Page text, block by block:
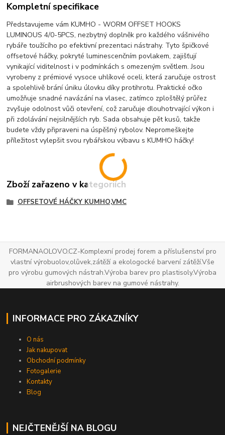
Kompletní specifikace
Představujeme vám KUMHO - WORM OFFSET HOOKS
LUMINOUS 4/0-5PCS, nezbytný doplněk pro každého vášnivého
rybáře toužícího po efektivní prezentaci nástrahy. Tyto špičkové
offsetové háčky, pokryté luminescenčním povlakem, zajišťují
vynikající viditelnost i v podmínkách s omezeným světlem. Jsou
vyrobeny z prémiové vysoce uhlíkové oceli, která zaručuje ostrost
a spolehlivě brání úniku úlovku díky protihrotu. Praktické očko
umožňuje snadné navázání na vlasec, zatímco zploštělý průřez
zvyšuje odolnost vůči otevření, což zaručuje dlouhotrvající výkon i
při zdolávání nejsilnějších ryb. Sada obsahuje pět kusů, takže
budete vždy připraveni na úspěšný rybolov. Nepromeškejte
příležitost vylepšit svou rybářskou výbavu s KUMHO háčky!
Zboží zařazeno v kategoriích
OFFSETOVÉ HÁČKY KUMHO,VMC
FORMANAOLOVO.CZ-Komplexní prodej forem a příslušenství pro
vlastní výrobuolov,olůvek,zátěží a ekologocké barvení zátěží.Vše
pro výrobu gumových nástrah.Výroba barev pro plastisoly.Výroba
airbrushových barev na gumové nástrahy.
INFORMACE PRO ZÁKAZNÍKY
O nás
Jak nakupovat
Obchodní podmínky
Fotogalerie
Kontakty
Blog
NEJČTENĚJŠÍ NA BLOGU